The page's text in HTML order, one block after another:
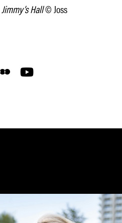
Jimmy’s Hall© Joss